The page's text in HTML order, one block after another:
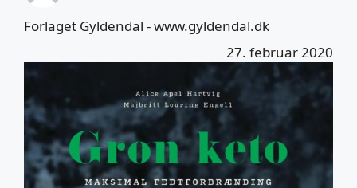
Forlaget Gyldendal - www.gyldendal.dk
27. februar 2020